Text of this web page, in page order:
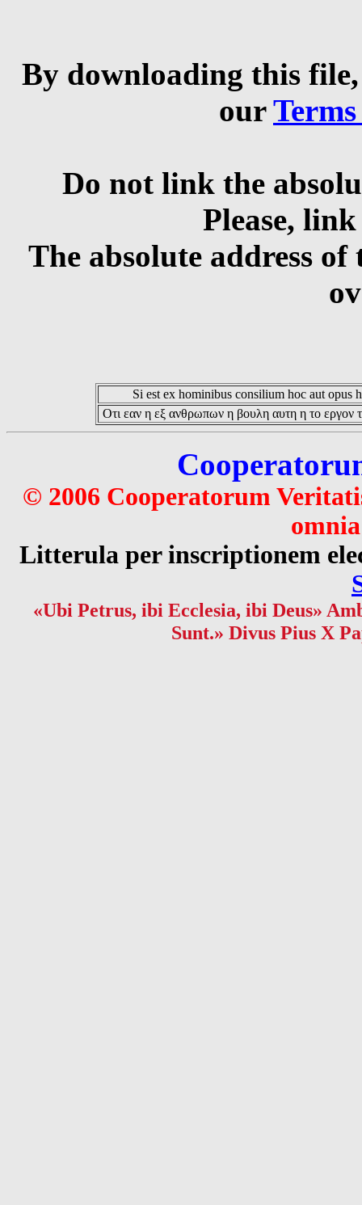
By downloading this
our
Do not link the
Please,
The absolute address
Si est ex hominibus consilium hoc aut opus
Οτι εαν η εξ ανθρωπων η βουλη αυτη η το εργον
© 2006 Cooperatorum
Litterula per inscriptionem
«Ubi Petrus, ibi Ecclesia, ibi Deus»
Sunt.» Divus Pius X